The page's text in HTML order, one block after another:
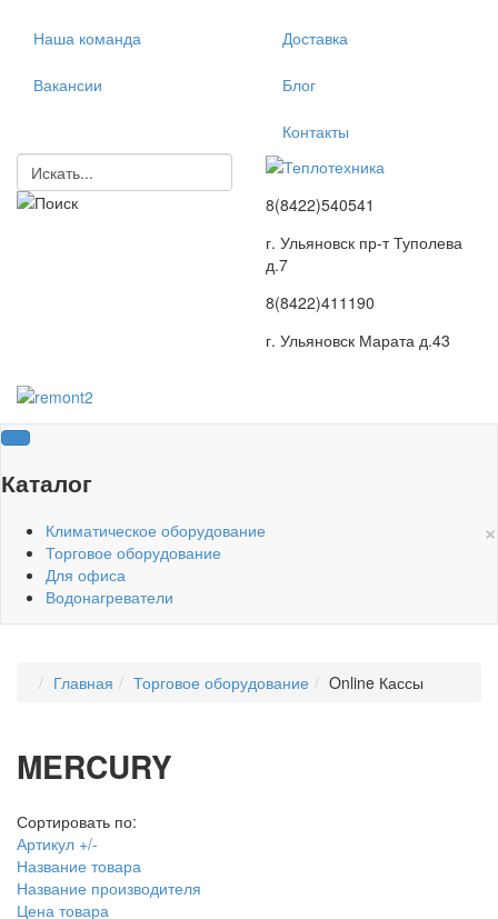
Наша команда
Вакансии
Доставка
Блог
Контакты
8(8422)540541
г. Ульяновск пр-т Туполева
д.7
8(8422)411190
г. Ульяновск Марата д.43
Каталог
×
Климатическое оборудование
Торговое оборудование
Для офиса
Водонагреватели
Главная Торговое оборудование Online Кассы
MERCURY
Сортировать по:
Артикул +/-
Название товара
Название производителя
Цена товара